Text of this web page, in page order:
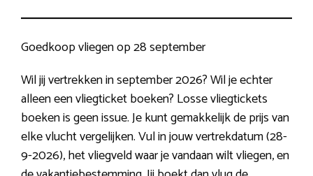
Goedkoop vliegen op 28 september
Wil jij vertrekken in september 2026? Wil je echter
alleen een vliegticket boeken? Losse vliegtickets
boeken is geen issue. Je kunt gemakkelijk de prijs van
elke vlucht vergelijken. Vul in jouw vertrekdatum (28-
9-2026), het vliegveld waar je vandaan wilt vliegen, en